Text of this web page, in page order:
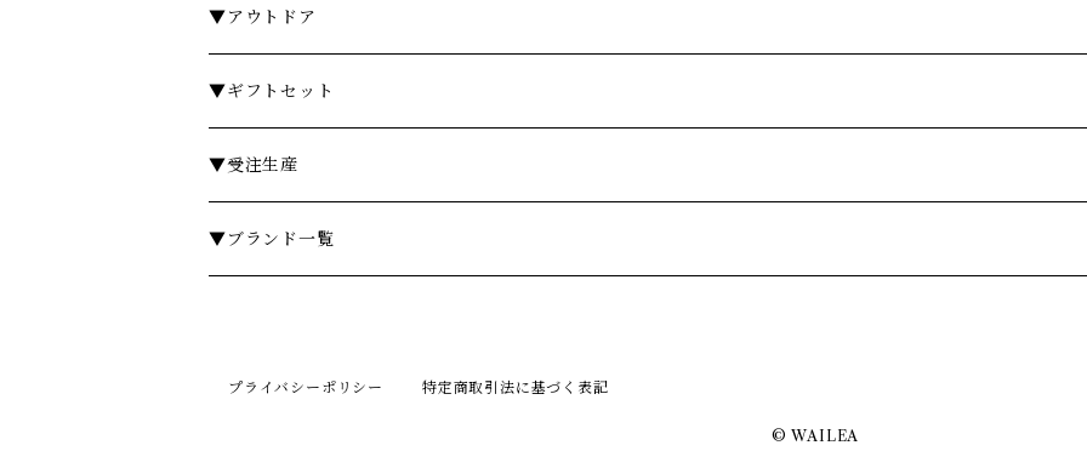
入浴剤・バスソルト
ディスペンサー・ソープディッシュ
ボディケア
衣類ケア
ギフトセット・セット
歯ブラシスタンド・タンブラー
ハンドクリーム
ランドリーバスケット
ミラー
マット
グラス・コップ
カトラリー
箸・箸置き
ランチョンマット・コースター
キッチンツール
フレグランス
フレグランスランプ
リードディフューザー
時計
キャンドル
フラワーベース
ティッシュケース
▼アウトドア
テーブル
椅子・スツール
その他
▼ギフトセット
￥3,000～
￥5,000～
￥20,000～
▼受注生産
テーブル
ミラー
▼ブランド一覧
あやせものづくり研究会
カ行プライバシーポリシー 特定商取引法に基づく表記
© WAILEA